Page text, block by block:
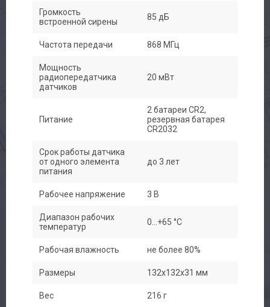
Громкость
встроенной сирены
85 дБ
Частота передачи 868 МГц
Мощность
радиопередатчика
датчиков
20 мВт
Питание
2 батареи CR2,
резервная батарея
СR2032
Срок работы датчика
от одного элемента
питания
до 3 лет
Рабочее напряжение 3 В
Диапазон рабочих
температур
0...+65 °С
Рабочая влажность не более 80%
Размеры 132х132x31 мм
Вес 216 г